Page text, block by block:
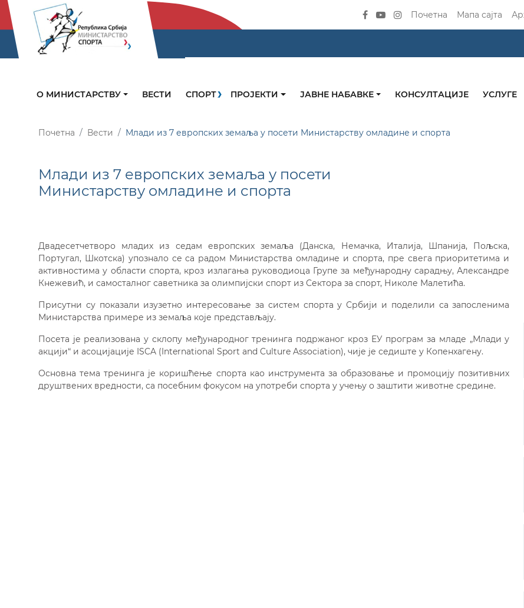
Почетна Мапа сајта
О МИНИСТАРСТВУ ВЕСТИ СПОРТ ПРОЈЕКТИ ЈАВНЕ НАБАВКЕ КОНСУЛТАЦИЈЕ УСЛУГЕ
Почетна Вести Млади из 7 европских земаља у посети Министарству омладине и спорта
Млади из 7 европских земаља у посети
Министарству омладине и спорта
Двадесетчетворо младих из седам европских земаља (Данска, Немачка, Италија, Шпанија, Пољска,
Португал, Шкотска) упознало се са радом Министарства омладине и спорта, пре свега приоритетима и
активностима у области спорта, кроз излагања руководиоца Групе за међународну сарадњу, Александре
Кнежевић, и самосталног саветника за олимпијски спорт из Сектора за спорт, Николе Малетића.
Присутни су показали изузетно интересовање за систем спорта у Србији и поделили са запосленима
Министарства примере из земаља које представљају.
Посета је реализована у склопу међународног тренинга подржаног кроз ЕУ програм за младе „Млади у
акцији“ и асоцијације ISCA (International Sport and Culture Association), чије је седиште у Копенхагену.
Основна тема тренинга је коришћење спорта као инструмента за образовање и промоцију позитивних
друштвених вредности, са посебним фокусом на употреби спорта у учењу о заштити животне средине.